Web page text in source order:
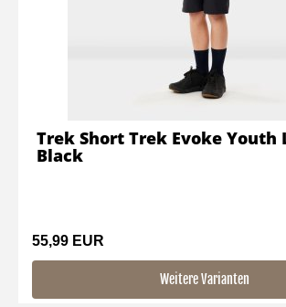
55,99 EUR
Weitere Varianten
Trek Short Trek Evoke Youth
Black